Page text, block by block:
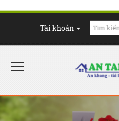
Tài khoản